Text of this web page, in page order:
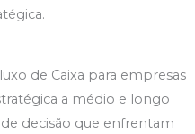
de Caixa para empresas
a médio e longo
decisão que enfrentam